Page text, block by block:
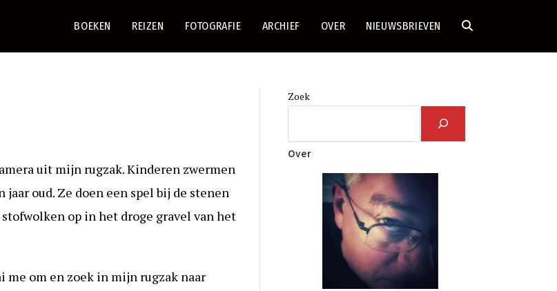
BOEKEN REIZEN FOTOGRAFIE ARCHIEF OVER NIEUWSBRIEVEN TOGGLE
uit mijn rugzak. Kinderen zwermen
oud. Ze doen een spel bij de stenen
op in het droge gravel van het
me om en zoek in mijn rugzak naar
Zoek
Over